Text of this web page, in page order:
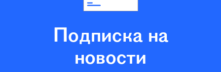
Подписка на
новости